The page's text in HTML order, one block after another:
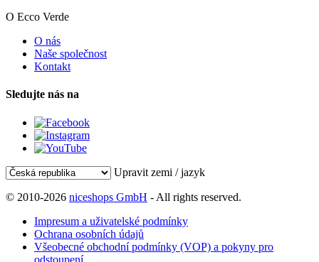
O Ecco Verde
O nás
Naše společnost
Kontakt
Sledujte nás na
Upravit zemi / jazyk
© 2010-2026 niceshops GmbH - All rights reserved.
Impresum a uživatelské podmínky
Ochrana osobních údajů
Všeobecné obchodní podmínky (VOP) a pokyny pro
odstoupení